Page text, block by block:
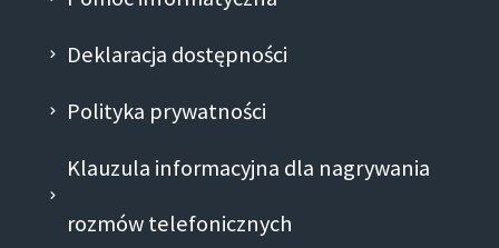
Deklaracja dostępności
Polityka prywatności
Klauzula informacyjna dla nagrywania
rozmów telefonicznych